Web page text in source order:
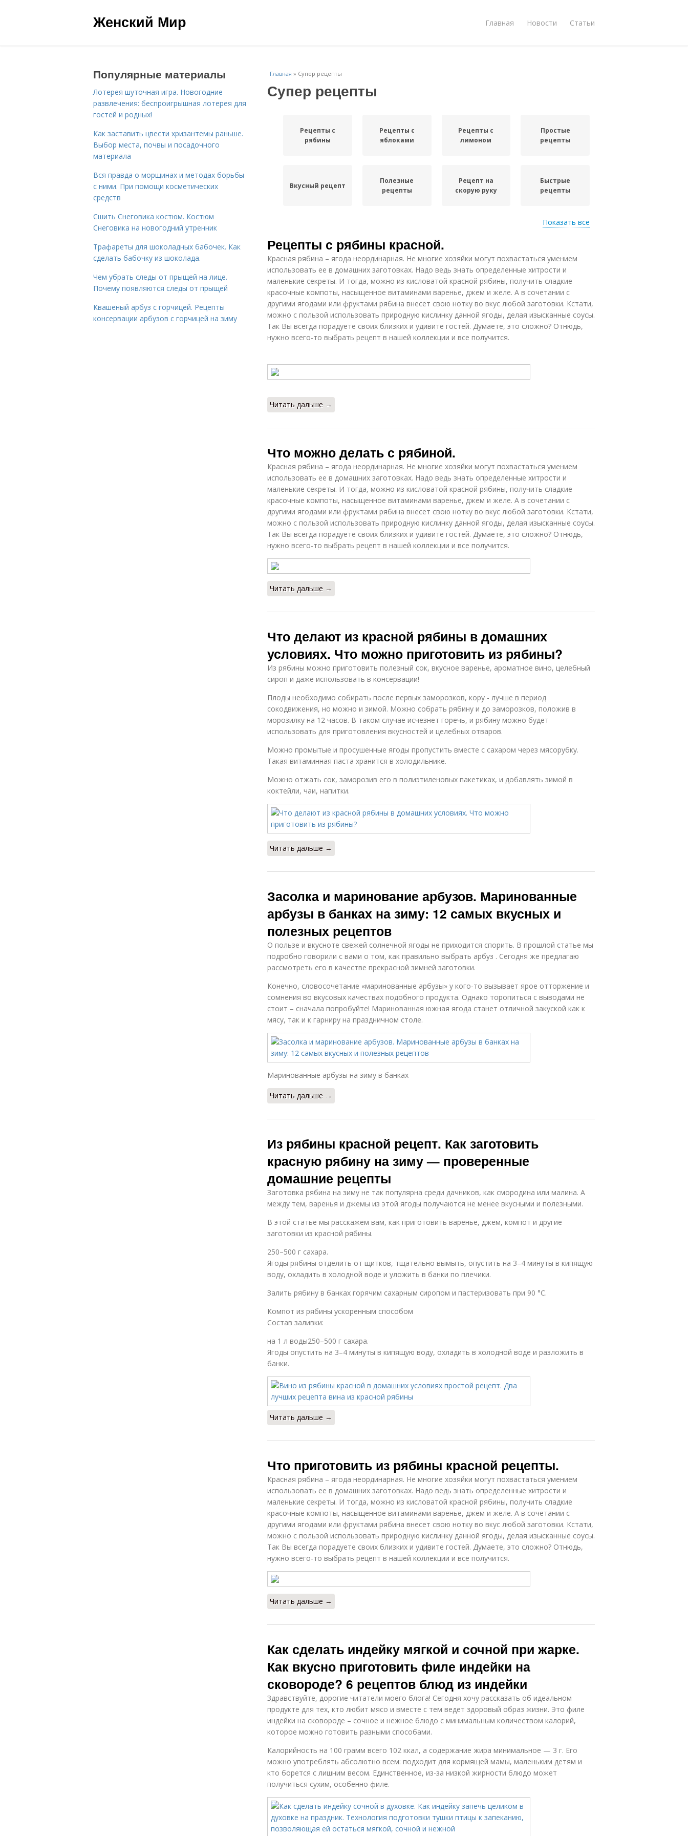
Женский Мир Главная Новости Статьи
Главная » Супер рецепты
Супер рецепты
Рецепты с
рябины
Рецепты с
яблоками
Рецепты с
лимоном
Простые
рецепты
Вкусный рецепт
Полезные
рецепты
Рецепт на
скорую руку
Быстрые
рецепты
Диетические
рецепты
Вкусные
рецепты
Ингредиенты в
рецептах
Показать все
Рецепты с рябины красной.
Красная рябина – ягода неординарная. Не многие хозяйки могут похвастаться умением
использовать ее в домашних заготовках. Надо ведь знать определенные хитрости и
маленькие секреты. И тогда, можно из кисловатой красной рябины, получить сладкие
красочные компоты, насыщенное витаминами варенье, джем и желе. А в сочетании с
другими ягодами или фруктами рябина внесет свою нотку во вкус любой заготовки. Кстати,
можно с пользой использовать природную кислинку данной ягоды, делая изысканные соусы.
Так Вы всегда порадуете своих близких и удивите гостей. Думаете, это сложно? Отнюдь,
нужно всего-то выбрать рецепт в нашей коллекции и все получится.
Читать дальше →
Что можно делать с рябиной.
Красная рябина – ягода неординарная. Не многие хозяйки могут похвастаться умением
использовать ее в домашних заготовках. Надо ведь знать определенные хитрости и
маленькие секреты. И тогда, можно из кисловатой красной рябины, получить сладкие
красочные компоты, насыщенное витаминами варенье, джем и желе. А в сочетании с
другими ягодами или фруктами рябина внесет свою нотку во вкус любой заготовки. Кстати,
можно с пользой использовать природную кислинку данной ягоды, делая изысканные соусы.
Так Вы всегда порадуете своих близких и удивите гостей. Думаете, это сложно? Отнюдь,
нужно всего-то выбрать рецепт в нашей коллекции и все получится.
Читать дальше →
Что делают из красной рябины в домашних
условиях. Что можно приготовить из рябины?
Из рябины можно приготовить полезный сок, вкусное варенье, ароматное вино, целебный
сироп и даже использовать в консервации!
Плоды необходимо собирать после первых заморозков, кору - лучше в период
сокодвижения, но можно и зимой. Можно собрать рябину и до заморозков, положив в
морозилку на 12 часов. В таком случае исчезнет горечь, и рябину можно будет
использовать для приготовления вкусностей и целебных отваров.
Можно промытые и просушенные ягоды пропустить вместе с сахаром через мясорубку.
Такая витаминная паста хранится в холодильнике.
Можно отжать сок, заморозив его в полиэтиленовых пакетиках, и добавлять зимой в
коктейли, чаи, напитки.
Читать дальше →
Засолка и маринование арбузов. Маринованные
арбузы в банках на зиму: 12 самых вкусных и
полезных рецептов
О пользе и вкусноте свежей солнечной ягоды не приходится спорить. В прошлой статье мы
подробно говорили с вами о том, как правильно выбрать арбуз . Сегодня же предлагаю
рассмотреть его в качестве прекрасной зимней заготовки.
Конечно, словосочетание «маринованные арбузы» у кого-то вызывает ярое отторжение и
сомнения во вкусовых качествах подобного продукта. Однако торопиться с выводами не
стоит – сначала попробуйте! Маринованная южная ягода станет отличной закуской как к
мясу, так и к гарниру на праздничном столе.
Маринованные арбузы на зиму в банках
Читать дальше →
Из рябины красной рецепт. Как заготовить
красную рябину на зиму — проверенные
домашние рецепты
Заготовка рябина на зиму не так популярна среди дачников, как смородина или малина. А
между тем, варенья и джемы из этой ягоды получаются не менее вкусными и полезными.
В этой статье мы расскажем вам, как приготовить варенье, джем, компот и другие
заготовки из красной рябины.
250–500 г сахара.
Ягоды рябины отделить от щитков, тщательно вымыть, опустить на 3–4 минуты в кипящую
воду, охладить в холодной воде и уложить в банки по плечики.
Залить рябину в банках горячим сахарным сиропом и пастеризовать при 90 °C.
Компот из рябины ускоренным способом
Состав заливки:
на 1 л воды250–500 г сахара.
Ягоды опустить на 3–4 минуты в кипящую воду, охладить в холодной воде и разложить в
банки.
Читать дальше →
Что приготовить из рябины красной рецепты.
Красная рябина – ягода неординарная. Не многие хозяйки могут похвастаться умением
использовать ее в домашних заготовках. Надо ведь знать определенные хитрости и
маленькие секреты. И тогда, можно из кисловатой красной рябины, получить сладкие
красочные компоты, насыщенное витаминами варенье, джем и желе. А в сочетании с
другими ягодами или фруктами рябина внесет свою нотку во вкус любой заготовки. Кстати,
можно с пользой использовать природную кислинку данной ягоды, делая изысканные соусы.
Так Вы всегда порадуете своих близких и удивите гостей. Думаете, это сложно? Отнюдь,
нужно всего-то выбрать рецепт в нашей коллекции и все получится.
Читать дальше →
Как сделать индейку мягкой и сочной при жарке.
Как вкусно приготовить филе индейки на
сковороде? 6 рецептов блюд из индейки
Здравствуйте, дорогие читатели моего блога! Сегодня хочу рассказать об идеальном
продукте для тех, кто любит мясо и вместе с тем ведет здоровый образ жизни. Это филе
индейки на сковороде – сочное и нежное блюдо с минимальным количеством калорий,
которое можно готовить разными способами.
Калорийность на 100 грамм всего 102 ккал, а содержание жира минимальное — 3 г. Его
можно употреблять абсолютно всем: подходит для кормящей мамы, маленьким детям и
кто борется с лишним весом. Единственное, из-за низкой жирности блюдо может
получиться сухим, особенно филе.
Популярные материалы
Лотерея шуточная игра. Новогодние
развлечения: беспроигрышная лотерея для
гостей и родных!
Как заставить цвести хризантемы раньше.
Выбор места, почвы и посадочного
материала
Вся правда о морщинах и методах борьбы
с ними. При помощи косметических
средств
Сшить Снеговика костюм. Костюм
Снеговика на новогодний утренник
Трафареты для шоколадных бабочек. Как
сделать бабочку из шоколада.
Чем убрать следы от прыщей на лице.
Почему появляются следы от прыщей
Квашеный арбуз с горчицей. Рецепты
консервации арбузов с горчицей на зиму